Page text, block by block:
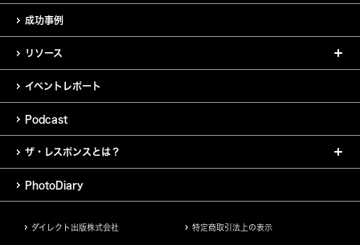
成功事例
リソース
イベントレポート
Podcast
ザ・レスポンスとは？
PhotoDiary
ダイレクト出版株式会社 特定商取引法上の表示